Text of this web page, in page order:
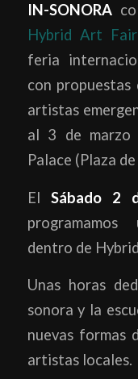
IN-SONORA
Hybrid Art Fair
feria
con propuestas
artistas
al 3 de
Palace (Plaza
El Sábado 2
dentro de
Unas horas
sonora y la
nuevas formas
artistas locales.